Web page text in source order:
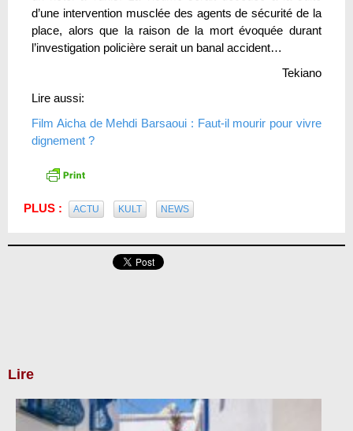
d’une intervention musclée des agents de sécurité de la
place, alors que la raison de la mort évoquée durant
l’investigation policière serait un banal accident…
Tekiano
Lire aussi:
Film Aicha de Mehdi Barsaoui : Faut-il mourir pour vivre
dignement ?
PLUS : ACTU KULT NEWS
Lire